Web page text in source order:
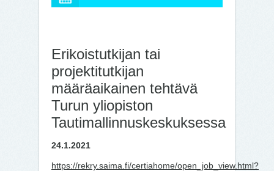
Erikoistutkijan tai
projektitutkijan
määräaikainen tehtävä
Turun yliopiston
Tautimallinnuskeskuksessa
24.1.2021
https://rekry.saima.fi/certiahome/open_job_view.html?